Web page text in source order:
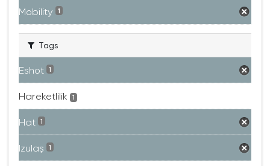
Mobility 1
Tags
Eshot 1
Hareketlilik 1
Hat 1
Izulaş 1